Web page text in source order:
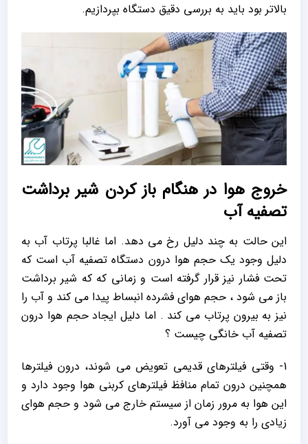
بالاتر بود باید به بررسی دقیق دستگاه بپردازیم.
خروج هوا در هنگام باز کردن شیر برداشت
تصفیه آب
این حالت به چند دلیل رخ می دهد. اما غالبا پرتاب آب به
دلیل وجود یک حجم هوا درون دستگاه تصفیه آب است که
تحت فشار نیز قرار گرفته است و زمانی که که شیر برداشت
باز می شود ، حجم هوای فشرده انبساط پیدا می کند و آب را
نیز به بیرون پرتاب می کند . اما دلیل ایجاد حجم هوا درون
تصفیه آب خانگی چیست ؟
1- وقتی فیلترهای قدیمی تعویض می شوند، درون فیلترها
همچنین درون تمام منافظ فیلترهای کربنی هوا وجود دارد و
این هوا به مرور زمان از سیستم خارج می شود و حجم هوای
زیادی را به وجود می آورد.